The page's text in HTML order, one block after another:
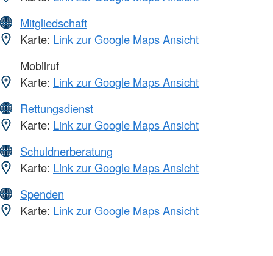
Mitgliedschaft
Karte: Link zur Google Maps Ansicht
Mobilruf
Karte: Link zur Google Maps Ansicht
Rettungsdienst
Karte: Link zur Google Maps Ansicht
Schuldnerberatung
Karte: Link zur Google Maps Ansicht
Spenden
Karte: Link zur Google Maps Ansicht